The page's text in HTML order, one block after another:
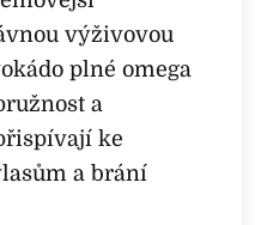
výživovou
plné omega
a
ke
a brání